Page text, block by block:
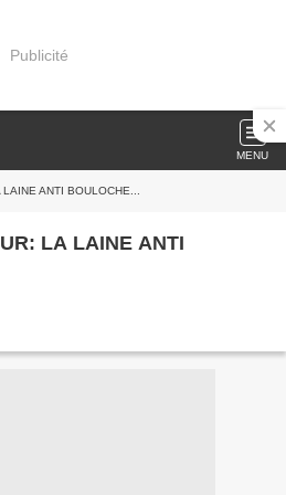
Publicité
MENU
ANTI BOULOCHE...
LA LAINE ANTI